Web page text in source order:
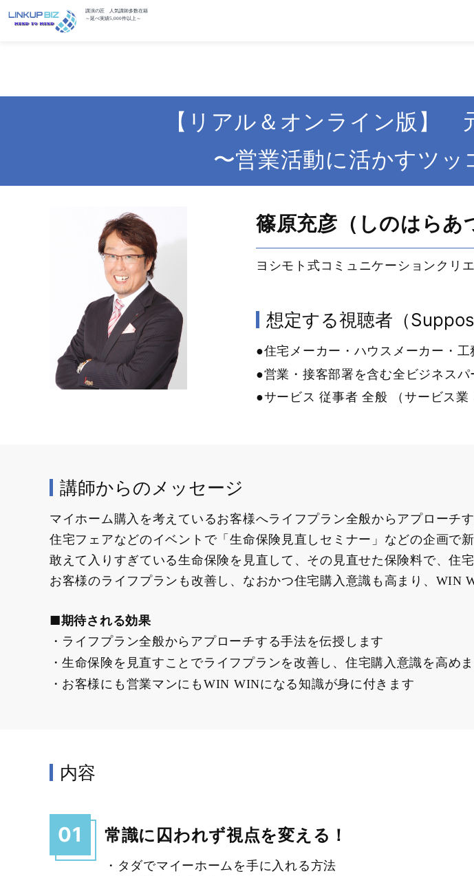
講演の匠 人気講師多数在籍
～延べ実績5,000件以上～
【リアル＆オンライン版】
〜営業活動に活かすツ
篠原充彦（しのはらあ
ヨシモト式コミュニケーションクリ
想定する視聴者（
●住宅メーカー・ハウスメーカー・工
●営業・接客部署を含む全ビジネスパ
●サービス 従事者 全般 （サービス業
講師からのメッセージ
マイホーム購入を考えているお客様へライフプラン全般からアプローチ
住宅フェアなどのイベントで「生命保険見直しセミナー」などの企画で
敢えて入りすぎている生命保険を見直して、その見直せた保険料で、住
お客様のライフプランも改善し、なおかつ住宅購入意識も高まり、WIN
■期待される効果
ライフプラン全般からアプローチする手法を伝授します
生命保険を見直すことでライフプランを改善し、住宅購入意識を高め
お客様にも営業マンにもWIN WINになる知識が身に付きます
内容
01 常識に囚われず視点を変える！
・タダでマイーホームを手に入れる方法